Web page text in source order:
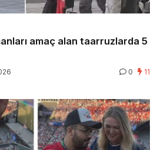
amaç alan taarruzlarda 5
0 11